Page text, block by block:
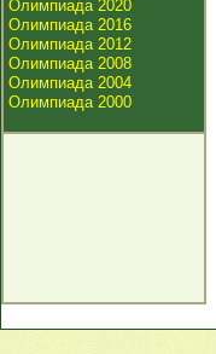
Олимпиада 2020
Олимпиада 2016
Олимпиада 2012
Олимпиада 2008
Олимпиада 2004
Олимпиада 2000